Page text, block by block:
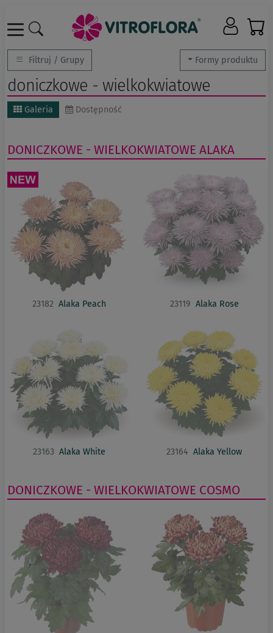
Formy produktu
Filtruj / Grupy
doniczkowe - wielkokwiatowe
Galeria Dostępność
DONICZKOWE - WIELKOKWIATOWE ALAKA
23182 Alaka Peach 23119 Alaka Rose
23163 Alaka White 23164 Alaka Yellow
DONICZKOWE - WIELKOKWIATOWE COSMO